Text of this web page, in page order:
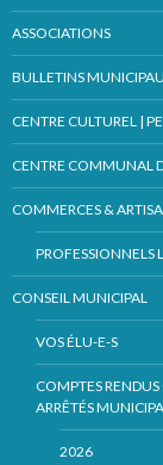
ASSOCIATIONS
BULLETINS
CENTRE CULTUREL |
CENTRE COMMUNAL
COMMERCES &
PROFESSIONNELS
CONSEIL MUNICIPAL
VOS ÉLU-E-S
COMPTES
ARRÊTÉS
2026